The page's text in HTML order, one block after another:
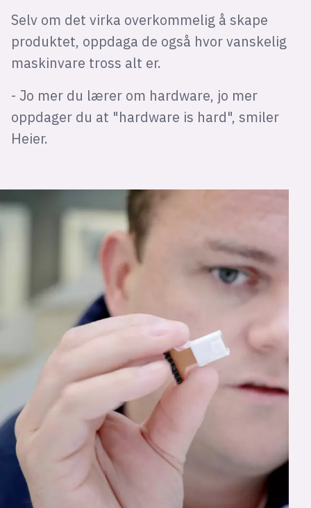
Selv om det virka overkommelig å skape
produktet, oppdaga de også hvor vanskelig
maskinvare tross alt er.
- Jo mer du lærer om hardware, jo mer
oppdager du at "hardware is hard", smiler
Heier.